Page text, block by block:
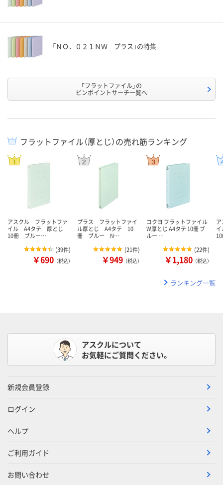
「ＮＯ．０２１ＮＷ プラス」の特集
「フラットファイル」の
ピンポイントサーチ一覧へ
フラットファイル（厚とじ）の売れ筋ランキング
アスクル フラットファ
イル A4タテ 厚とじ
10冊 ブルー…
(39件)
￥690 （税込）
プラス フラットファイ
ル厚とじ A4タテ 10
冊 ブルー N…
(21件)
￥949 （税込）
コクヨ フラットファイル
W厚とじ A4タテ 10冊 ブ
ルー …
(22件)
￥1,180 （税込）
ランキング一覧
アスクルについて
お気軽にご質問ください。
新規会員登録
ログイン
ヘルプ
ご利用ガイド
お問い合わせ